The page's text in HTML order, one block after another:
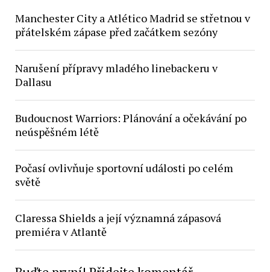
Manchester City a Atlético Madrid se střetnou v
přátelském zápase před začátkem sezóny
Narušení přípravy mladého linebackeru v
Dallasu
Budoucnost Warriors: Plánování a očekávání po
neúspěšném létě
Počasí ovlivňuje sportovní události po celém
světě
Claressa Shields a její významná zápasová
premiéra v Atlantě